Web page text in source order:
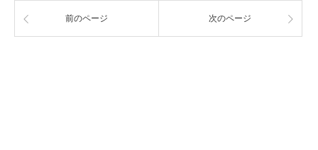
前のページ 次のページ